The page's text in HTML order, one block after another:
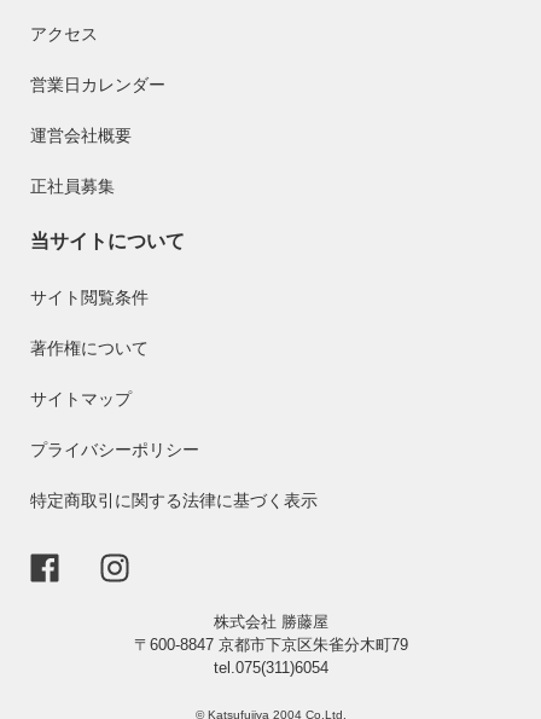
アクセス
営業日カレンダー
運営会社概要
正社員募集
当サイトについて
サイト閲覧条件
著作権について
サイトマップ
プライバシーポリシー
特定商取引に関する法律に基づく表示
株式会社 勝藤屋
〒600-8847 京都市下京区朱雀分木町79
tel.075(311)6054
© Katsufujiya 2004 Co.Ltd.